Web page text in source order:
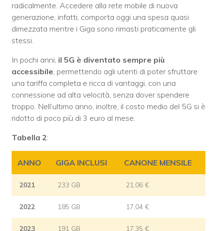
radicalmente. Accedere alla rete mobile di nuova
generazione, infatti, comporta oggi una spesa quasi
dimezzata mentre i Giga sono rimasti praticamente gli
stessi.
In pochi anni, il 5G è diventato sempre più
accessibile, permettendo agli utenti di poter sfruttare
una tariffa completa e ricca di vantaggi, con una
connessione ad alta velocità, senza dover spendere
troppo. Nell’ultimo anno, inoltre, il costo medio del 5G si è
ridotto di poco più di 3 euro al mese.
Tabella 2:
ANNO GIGA INCLUSI CANONE MENSILE
2021 233 GB 21,06 €
2022 185 GB 17,04 €
2023 191 GB 17,35 €